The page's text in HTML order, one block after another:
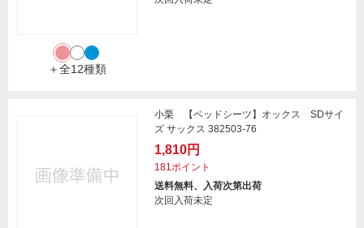
＋全12種類
小栗 【ベッドシーツ】オックス SDサイ
ズ サックス 382503-76
1,810円
181ポイント
送料無料、入荷次第出荷
次回入荷未定